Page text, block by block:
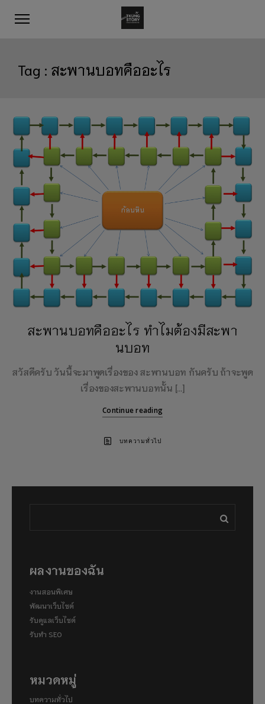
Tag : สะพานบอทคืออะไร
สะพานบอทคืออะไร ทำไมต้องมีสะพา
นบอท
สวัสดีครับ วันนี้จะมาพูดเรื่องของ สะพานบอท กันครับ ถ้าจะพูด
เรื่องของสะพานบอทนั้น […]
Continue reading
บทความทั่วไป
ผลงานของฉัน
งานสอนพิเศษ
พัฒนาเว็บไซต์
รับดูแลเว็บไซต์
รับทำ SEO
หมวดหมู่
บทความทั่วไป